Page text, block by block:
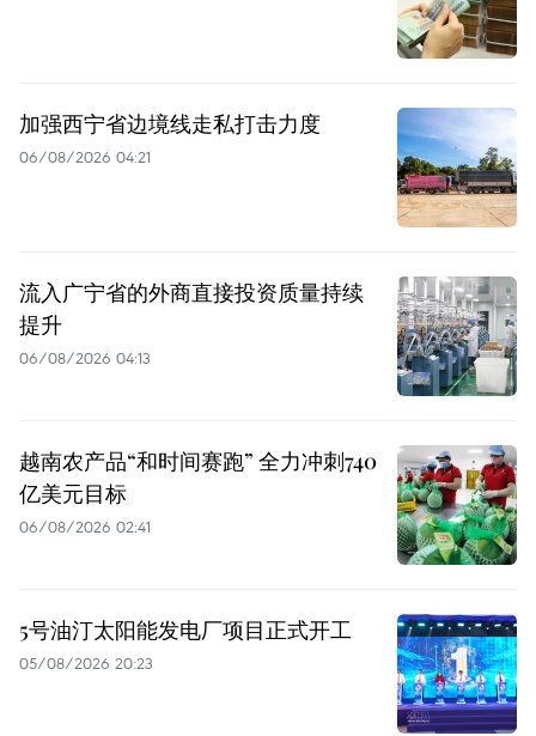
加强西宁省边境线走私打击力度
06/08/2026 04:21
流入广宁省的外商直接投资质量持续
提升
06/08/2026 04:13
越南农产品“和时间赛跑” 全力冲刺740
亿美元目标
06/08/2026 02:41
5号油汀太阳能发电厂项目正式开工
05/08/2026 20:23